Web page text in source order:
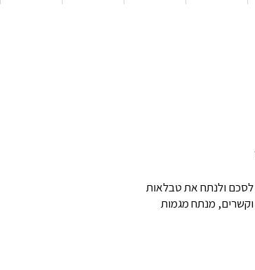
לסכם ולנתח את טבלאות
וקשרים, מנתח מגמות